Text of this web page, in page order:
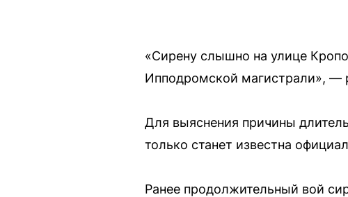
«Сирену слышно на улице
Ипподромской магистрали», —
Для выяснения причины
только станет известна
Ранее продолжительный вой